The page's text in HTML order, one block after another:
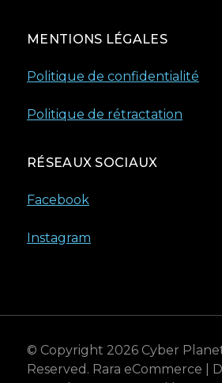
MENTIONS LÉGALES
Politique de confidentialité
Politique de rétractation
RÉSEAUX SOCIAUX
Facebook
Instagram
© Copyright 2026 Cyber
Reserved. Rara eCommerce |